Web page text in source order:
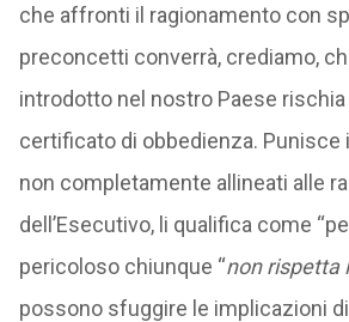
che affronti il ragionamento con
preconcetti converrà, crediamo,
introdotto nel nostro Paese
certificato di obbedienza. Punisce
non completamente allineati alle
dell’Esecutivo, li qualifica come
pericoloso chiunque “non rispetta
possono sfuggire le implicazioni